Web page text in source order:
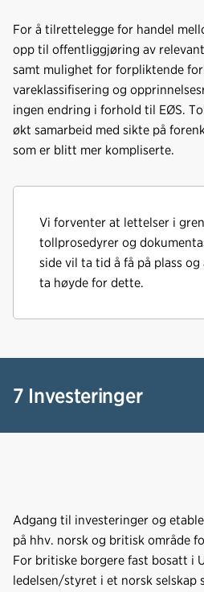
For å tilrettelegge for handel
opp til offentliggjøring av
samt mulighet for forpliktende
vareklassifisering og
ingen endring i forhold til EØS.
økt samarbeid med sikte på
som er blitt mer kompliserte.
Vi forventer at lettelser i
tollprosedyrer og
side vil ta tid å få på plass
ta høyde for dette.
7 Investeringer
Adgang til investeringer og
på hhv. norsk og britisk område
For britiske borgere fast bosatt i
ledelsen/styret i et norsk selskap